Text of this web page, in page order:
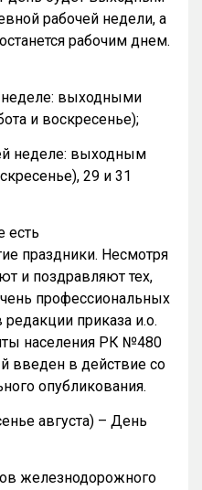
рабочей недели, а
рабочим днем.
неделе: выходными
и воскресенье);
неделе: выходным
29 и 31
есть
праздники. Несмотря
и поздравляют тех,
профессиональных
редакции приказа и.о.
населения РК №480
введен в действие со
опубликования.
августа) – День
железнодорожного